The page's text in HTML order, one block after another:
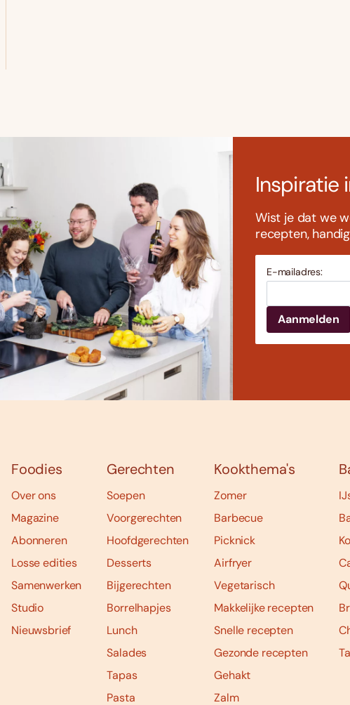
Inspiratie
Wist je dat we
recepten,
E-mailadres:
Foodies
Over ons
Magazine
Abonneren
Losse edities
Samenwerken
Studio
Nieuwsbrief
Gerechten
Soepen
Voorgerechten
Hoofdgerechten
Desserts
Bijgerechten
Borrelhapjes
Lunch
Salades
Tapas
Pasta
Kookthema's
Zomer
Barbecue
Picknick
Airfryer
Vegetarisch
Makkelijke recepten
Snelle recepten
Gezonde recepten
Gehakt
Zalm